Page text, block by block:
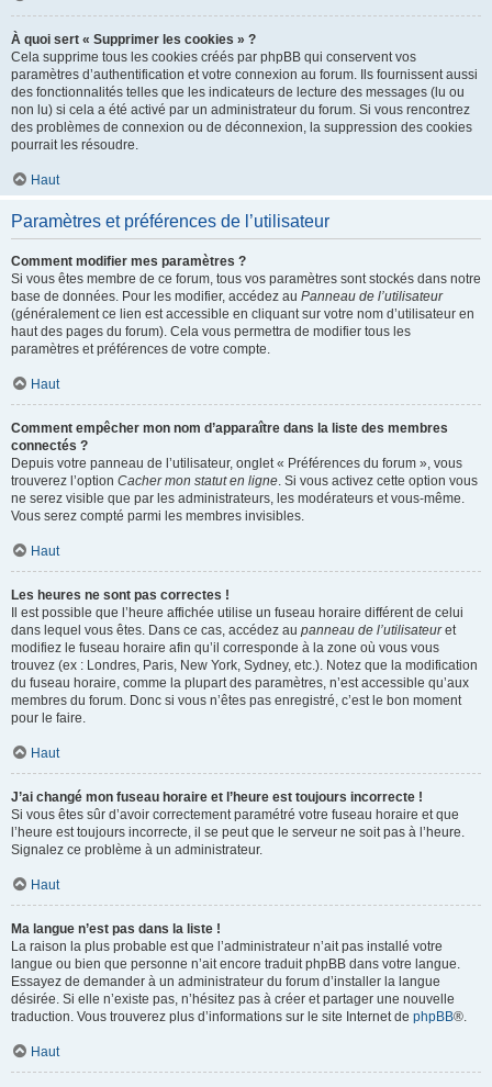
À quoi sert « Supprimer les cookies » ?
Cela supprime tous les cookies créés par phpBB qui conservent vos
paramètres d’authentification et votre connexion au forum. Ils fournissent aussi
des fonctionnalités telles que les indicateurs de lecture des messages (lu ou
non lu) si cela a été activé par un administrateur du forum. Si vous rencontrez
des problèmes de connexion ou de déconnexion, la suppression des cookies
pourrait les résoudre.
Haut
Paramètres et préférences de l’utilisateur
Comment modifier mes paramètres ?
Si vous êtes membre de ce forum, tous vos paramètres sont stockés dans notre
base de données. Pour les modifier, accédez au Panneau de l’utilisateur
(généralement ce lien est accessible en cliquant sur votre nom d’utilisateur en
haut des pages du forum). Cela vous permettra de modifier tous les
paramètres et préférences de votre compte.
Haut
Comment empêcher mon nom d’apparaître dans la liste des membres
connectés ?
Depuis votre panneau de l’utilisateur, onglet « Préférences du forum », vous
trouverez l’option Cacher mon statut en ligne. Si vous activez cette option vous
ne serez visible que par les administrateurs, les modérateurs et vous-même.
Vous serez compté parmi les membres invisibles.
Haut
Les heures ne sont pas correctes !
Il est possible que l’heure affichée utilise un fuseau horaire différent de celui
dans lequel vous êtes. Dans ce cas, accédez au panneau de l’utilisateuret
modifiez le fuseau horaire afin qu’il corresponde à la zone où vous vous
trouvez (ex : Londres, Paris, New York, Sydney, etc.). Notez que la modification
du fuseau horaire, comme la plupart des paramètres, n’est accessible qu’aux
membres du forum. Donc si vous n’êtes pas enregistré, c’est le bon moment
pour le faire.
Haut
J’ai changé mon fuseau horaire et l’heure est toujours incorrecte !
Si vous êtes sûr d’avoir correctement paramétré votre fuseau horaire et que
l’heure est toujours incorrecte, il se peut que le serveur ne soit pas à l’heure.
Signalez ce problème à un administrateur.
Haut
Ma langue n’est pas dans la liste !
La raison la plus probable est que l’administrateur n’ait pas installé votre
langue ou bien que personne n’ait encore traduit phpBB dans votre langue.
Essayez de demander à un administrateur du forum d’installer la langue
désirée. Si elle n’existe pas, n’hésitez pas à créer et partager une nouvelle
traduction. Vous trouverez plus d’informations sur le site Internet de phpBB®.
Haut